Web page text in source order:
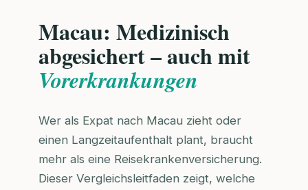
Macau: Medizinisch
abgesichert – auch mit
Vorerkrankungen
Wer als Expat nach Macau zieht oder
einen Langzeitaufenthalt plant, braucht
mehr als eine Reisekrankenversicherung.
Dieser Vergleichsleitfaden zeigt, welche